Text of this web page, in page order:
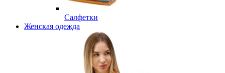
Салфетки
Женская одежда